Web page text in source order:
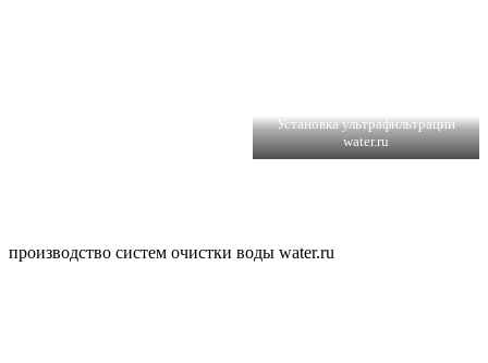
Установка ультрафильтрации
water.ru
производство систем очистки воды water.ru